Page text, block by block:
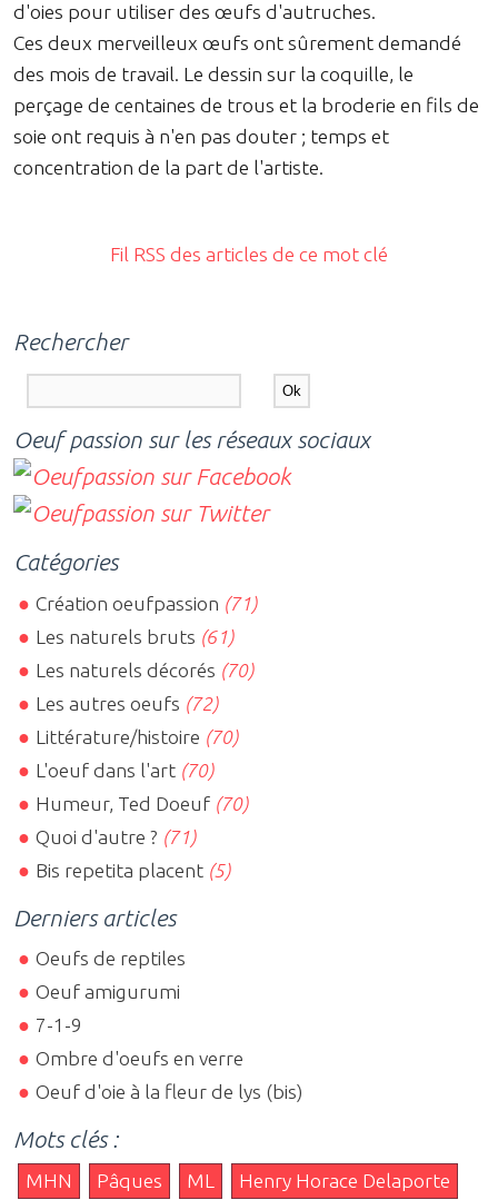
d'oies pour utiliser des œufs d'autruches.
Ces deux merveilleux œufs ont sûrement demandé
des mois de travail. Le dessin sur la coquille, le
perçage de centaines de trous et la broderie en fils de
soie ont requis à n'en pas douter ; temps et
concentration de la part de l'artiste.
Fil RSS des articles de ce mot clé
Rechercher
Oeuf passion sur les réseaux sociaux
Catégories
Création oeufpassion (71)
Les naturels bruts (61)
Les naturels décorés (70)
Les autres oeufs (72)
Littérature/histoire (70)
L'oeuf dans l'art (70)
Humeur, Ted Doeuf (70)
Quoi d'autre ? (71)
Bis repetita placent (5)
Derniers articles
Oeufs de reptiles
Oeuf amigurumi
7-1-9
Ombre d'oeufs en verre
Oeuf d'oie à la fleur de lys (bis)
Mots clés :
MHN Pâques ML
Henry Horace Delaporte